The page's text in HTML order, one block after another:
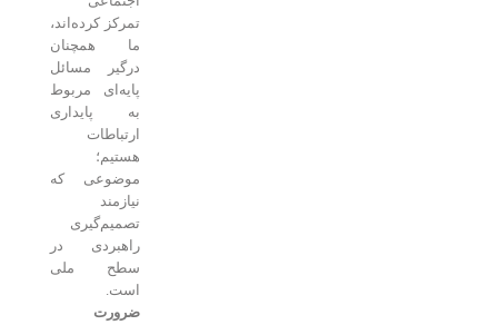
تمرکز کرده‌اند،
ما همچنان
درگیر مسائل
پایه‌ای مربوط
به پایداری
ارتباطات
موضوعی که
تصمیم‌گیری
راهبردی در
سطح ملی